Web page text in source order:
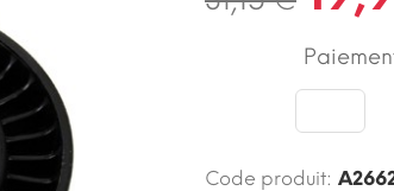
Code produit: